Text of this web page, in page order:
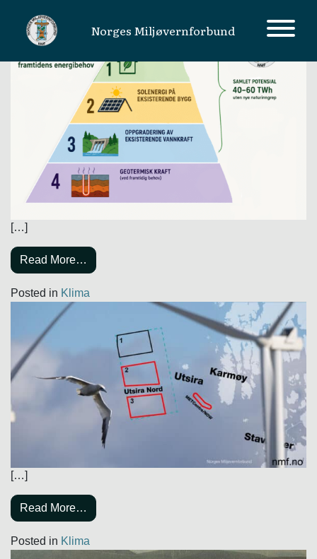
MAIN NAVIGATIONNorges Miljøvernforbund
Category:
[…]
Read More…
Posted in Klima
[…]
Read More…
Posted in Klima